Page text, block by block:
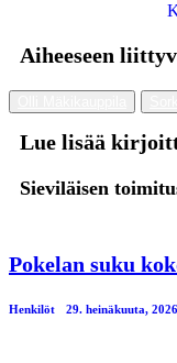
Aiheeseen
Lue lisää
Sieviläisen
Pokelan suku
Henkilöt 29. heinäkuuta, 2026